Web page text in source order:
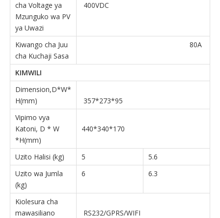
cha Voltage ya
Mzunguko wa PV
ya Uwazi
400VDC
Kiwango cha Juu
cha Kuchaji Sasa
80A
KIMWILI
Dimension,D*W*
H(mm)
357*273*95
Vipimo vya
Katoni, D * W
*H(mm)
440*340*170
Uzito Halisi (kg) 5
5.6
Uzito wa Jumla
(kg)
6 6.3
Kiolesura cha
mawasiliano
RS232/GPRS/WIFI